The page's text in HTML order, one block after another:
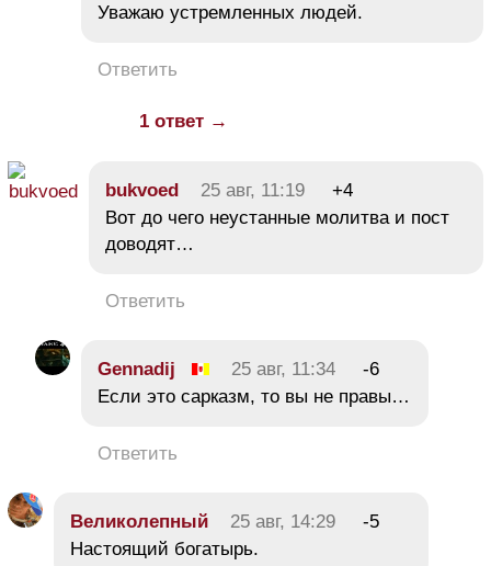
Уважаю устремленных людей.
Ответить
1 ответ →
bukvoed 25 авг, 11:19
+4
Вот до чего неустанные молитва и пост
доводят…
Ответить
Gennadij 25 авг, 11:34
-6
Если это сарказм, то вы не правы…
Ответить
Великолепный 25 авг, 14:29
-5
Настоящий богатырь.